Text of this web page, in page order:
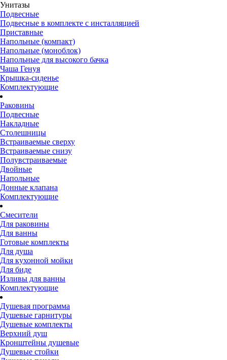
Унитазы
Подвесные
Подвесные в комплекте с инсталляцией
Приставные
Напольные (компакт)
Напольные (моноблок)
Напольные для высокого бачка
Чаша Генуя
Крышка-сиденье
Комплектующие
Раковины
Подвесные
Накладные
Столешницы
Встраиваемые сверху
Встраиваемые снизу
Полувстраиваемые
Двойные
Напольные
Донные клапана
Комплектующие
Смесители
Для раковины
Для ванны
Готовые комплекты
Для душа
Для кухонной мойки
Для биде
Изливы для ванны
Комплектующие
Душевая программа
Душевые гарнитуры
Душевые комплекты
Верхний душ
Кронштейны душевые
Душевые стойки